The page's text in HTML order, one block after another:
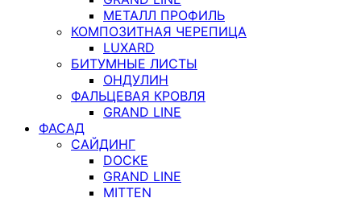
МЕТАЛЛ ПРОФИЛЬ
КОМПОЗИТНАЯ ЧЕРЕПИЦА
LUXARD
БИТУМНЫЕ ЛИСТЫ
ОНДУЛИН
ФАЛЬЦЕВАЯ КРОВЛЯ
GRAND LINE
ФАСАД
САЙДИНГ
DOCKE
GRAND LINE
MITTEN